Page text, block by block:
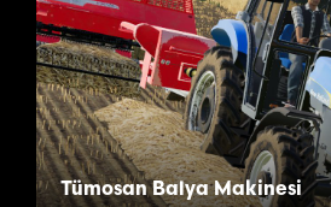
Tümosan Balya Makinesi